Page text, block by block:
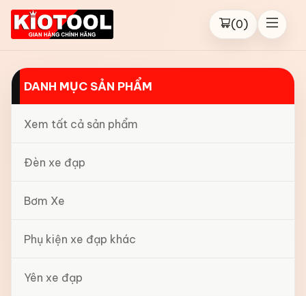
(0)
DANH MỤC SẢN PHẨM
Xem tất cả sản phẩm
Đèn xe đạp
Bơm Xe
Phụ kiện xe đạp khác
Yên xe đạp